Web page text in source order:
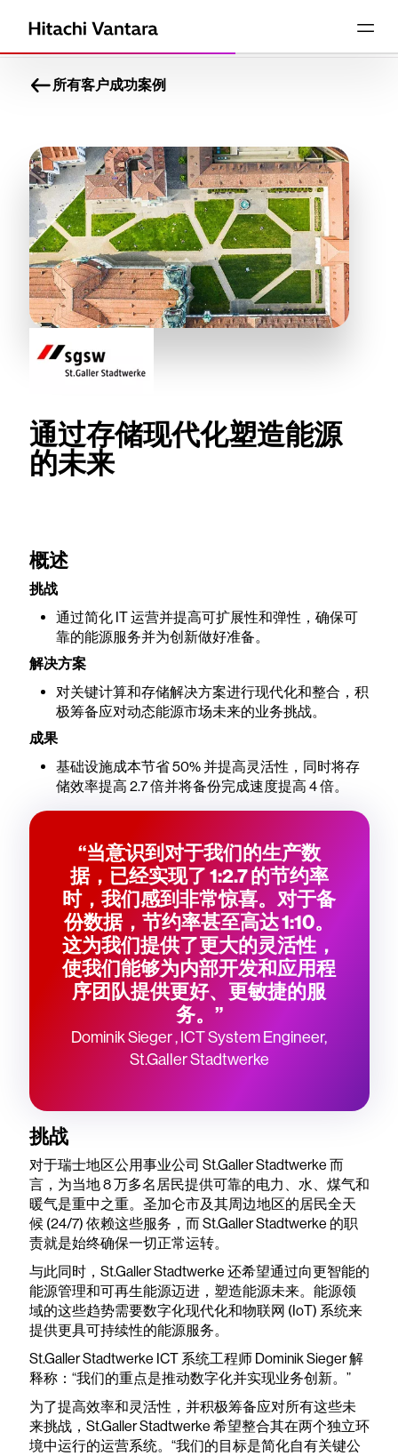
所有客户成功案例
通过存储现代化塑造能源
的未来
概述
挑战
通过简化 IT 运营并提高可扩展性和弹性，确保可
靠的能源服务并为创新做好准备。
解决方案
对关键计算和存储解决方案进行现代化和整合，积
极筹备应对动态能源市场未来的业务挑战。
成果
基础设施成本节省 50% 并提高灵活性，同时将存
储效率提高 2.7 倍并将备份完成速度提高 4 倍。
“当意识到对于我们的生产数
据，已经实现了 1:2.7 的节约率
时，我们感到非常惊喜。对于备
份数据，节约率甚至高达 1:10。
这为我们提供了更大的灵活性，
使我们能够为内部开发和应用程
序团队提供更好、更敏捷的服
务。”
Dominik Sieger , ICT System Engineer,
St.Galler Stadtwerke
挑战
对于瑞士地区公用事业公司 St.Galler Stadtwerke 而
言，为当地 8 万多名居民提供可靠的电力、水、煤气和
暖气是重中之重。圣加仑市及其周边地区的居民全天
候 (24/7) 依赖这些服务，而 St.Galler Stadtwerke 的职
责就是始终确保一切正常运转。
与此同时，St.Galler Stadtwerke 还希望通过向更智能的
能源管理和可再生能源迈进，塑造能源未来。能源领
域的这些趋势需要数字化现代化和物联网 (IoT) 系统来
提供更具可持续性的能源服务。
St.Galler Stadtwerke ICT 系统工程师 Dominik Sieger 解
释称：“我们的重点是推动数字化并实现业务创新。”
为了提高效率和灵活性，并积极筹备应对所有这些未
来挑战，St.Galler Stadtwerke 希望整合其在两个独立环
境中运行的运营系统。“我们的目标是简化自有关键公